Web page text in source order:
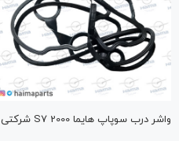
واشر درب سوپاپ هایما S7 2000 شرکتی